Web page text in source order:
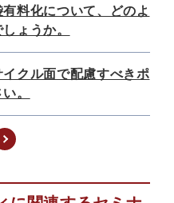
料化について、どのよ
ょうか。
クル面で配慮すべきポ
。